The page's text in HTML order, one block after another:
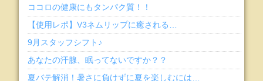
ココロの健康にもタンパク質！！
【使用レポ】V3ネムリップに癒される…
9月スタッフシフト♪
あなたの汗腺、眠ってないですか？？
夏バテ解消！暑さに負けずに夏を楽しむには…